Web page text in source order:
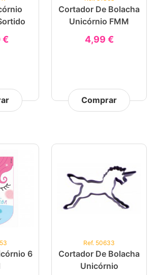
€
Cortador De Bolacha
Unicórnio FMM
4,99 €
Comprar
6
Ref. 50633
Cortador De Bolacha
Unicórnio